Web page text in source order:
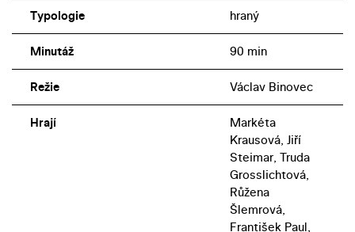
Typologie hraný
Minutáž 90 min
Režie Václav Binovec
Hrají
Markéta
Krausová, Jiří
Steimar, Truda
Grosslichtová,
Růžena
Šlemrová,
František Paul,